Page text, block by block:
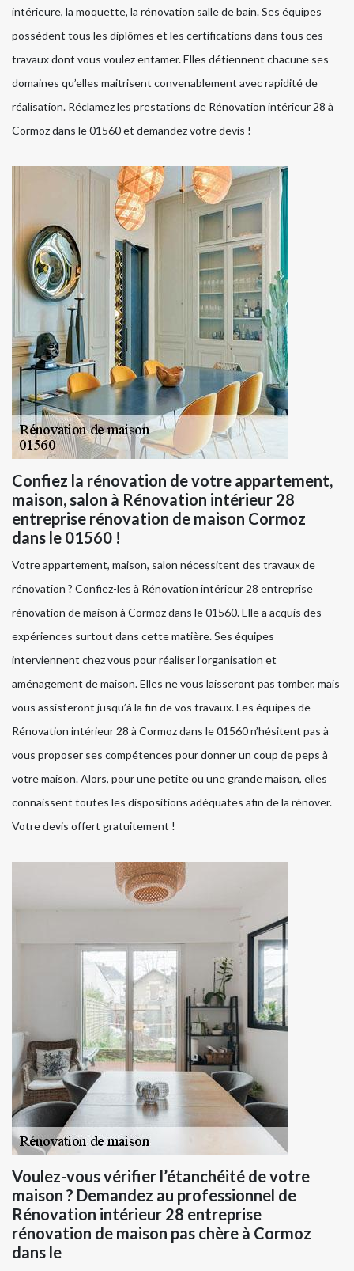
intérieure, la moquette, la rénovation salle de bain. Ses équipes
possèdent tous les diplômes et les certifications dans tous ces
travaux dont vous voulez entamer. Elles détiennent chacune ses
domaines qu’elles maitrisent convenablement avec rapidité de
réalisation. Réclamez les prestations de Rénovation intérieur 28 à
Cormoz dans le 01560 et demandez votre devis !
Confiez la rénovation de votre appartement,
maison, salon à Rénovation intérieur 28
entreprise rénovation de maison Cormoz
dans le 01560 !
Votre appartement, maison, salon nécessitent des travaux de
rénovation ? Confiez-les à Rénovation intérieur 28 entreprise
rénovation de maison à Cormoz dans le 01560. Elle a acquis des
expériences surtout dans cette matière. Ses équipes
interviennent chez vous pour réaliser l’organisation et
aménagement de maison. Elles ne vous laisseront pas tomber, mais
vous assisteront jusqu’à la fin de vos travaux. Les équipes de
Rénovation intérieur 28 à Cormoz dans le 01560 n’hésitent pas à
vous proposer ses compétences pour donner un coup de peps à
votre maison. Alors, pour une petite ou une grande maison, elles
connaissent toutes les dispositions adéquates afin de la rénover.
Votre devis offert gratuitement !
Voulez-vous vérifier l’étanchéité de votre
maison ? Demandez au professionnel de
Rénovation intérieur 28 entreprise
rénovation de maison pas chère à Cormoz
dans le